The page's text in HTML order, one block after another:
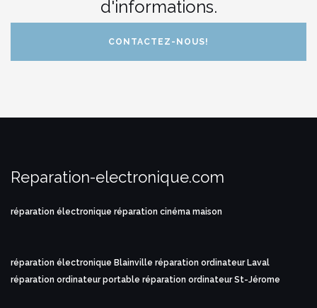
d'informations.
CONTACTEZ-NOUS!
Reparation-electronique.com
réparation électronique réparation cinéma maison
réparation électronique Blainville réparation ordinateur Laval
réparation ordinateur portable réparation ordinateur St-Jérome